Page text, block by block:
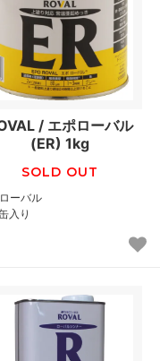
/ エポローバル
(ER) 1kg
SOLD OUT
ーバル
入り